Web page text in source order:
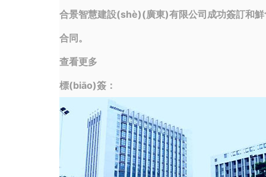
合景智慧建設(shè)(廣東)有限公司成功簽訂和
合同。
查看更多
標(biāo)簽：